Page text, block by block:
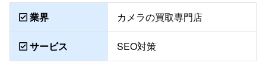
業界 カメラの買取専門店
サービス SEO対策